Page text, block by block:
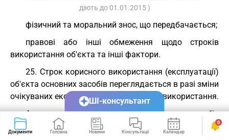
діють до 01.01.2015 )
фізичний та моральний знос, що передбачається;
правові або інші обмеження щодо строків
використання об'єкта та інші фактори.
25. Строк корисного використання (експлуатації)
об'єкта основних засобів переглядається в разі зміни
очікуваних економічних вигод від його використання.
Амортизація об'єкта основних засобів
нараховується, виходячи з нового строку корисного
Документи Головна Новини Консультації Календар Сервіси
0
ШІ-консультант